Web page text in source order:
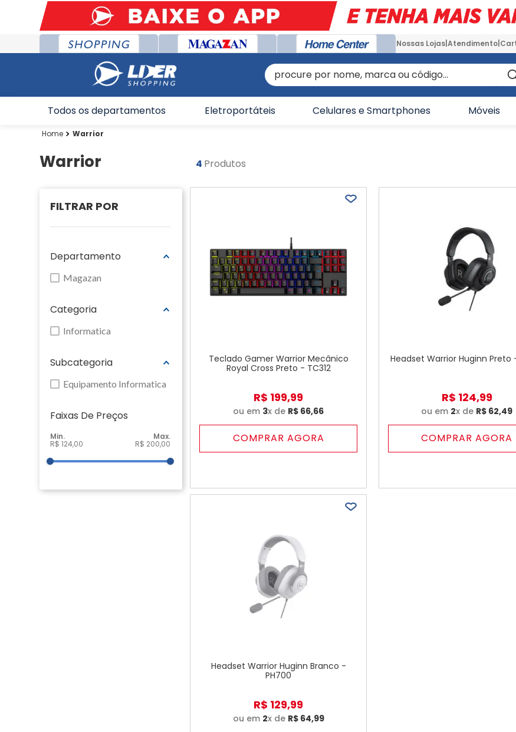
Nossas Lojas Atendimento
procure por nome, marca ou código...
Todos os departamentos Eletroportáteis Celulares e Smartphones Móveis
Warrior
Warrior
Departamento
Magazan
Categoria
Informatica
Subcategoria
Equipamento Informatica
Faixas De Preço
R$ 124,00 R$ 200,00
4 Produtos
Teclado Gamer Warrior Mecânico
Royal Cross Preto - TC312
R$ 199,99
ou em 3x de R$ 66,66
COMPRAR AGORA
Headset Warrior Huginn Preto
R$ 124,99
ou em 2x de R$ 62,49
COMPRAR AGORA
Headset Warrior Huginn Branco -
PH700
R$ 129,99
ou em 2x de R$ 64,99